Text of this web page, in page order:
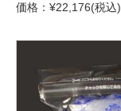
価格：¥22,176(税込)